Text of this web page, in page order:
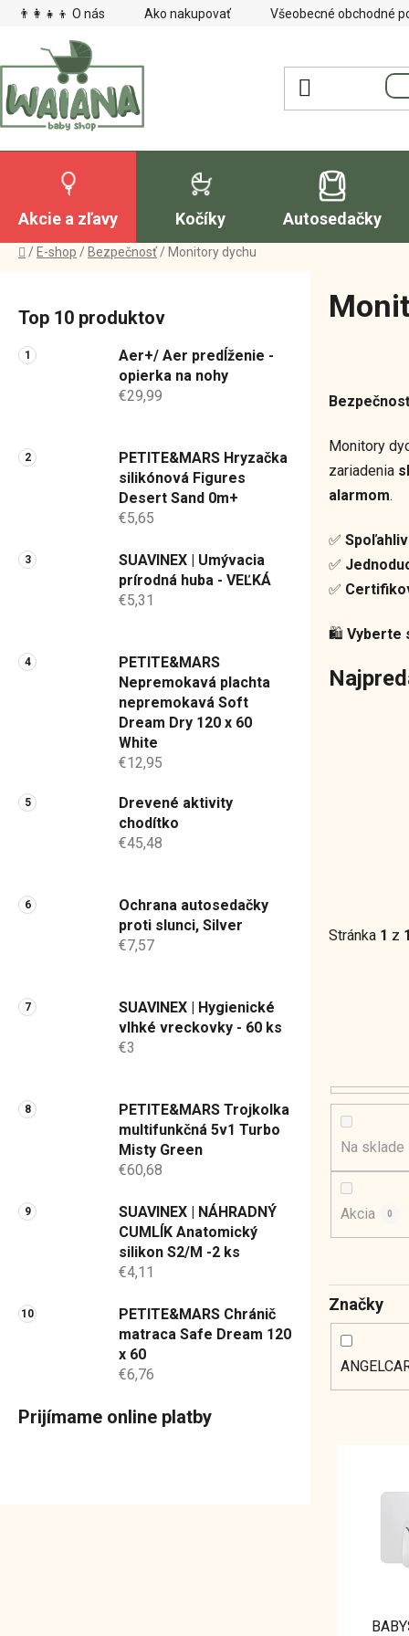
Prejsť👨‍👩‍👧‍👦 O nás Ako nakupovať Všeobecné obchodné
Akcie a zľavy Kočíky Autosedačky
Domov
/ E-shop / Bezpečnosť / Monitory dychu
Top 10 produktov
Aer+/ Aer predĺženie -
opierka na nohy
€29,99
PETITE&MARS Hryzačka
silikónová Figures
Desert Sand 0m+
€5,65
SUAVINEX | Umývacia
prírodná huba - VEĽKÁ
€5,31
PETITE&MARS
Nepremokavá plachta
nepremokavá Soft
Dream Dry 120 x 60
White
€12,95
Drevené aktivity
chodítko
€45,48
Ochrana autosedačky
proti slunci, Silver
€7,57
SUAVINEX | Hygienické
vlhké vreckovky - 60 ks
€3
PETITE&MARS Trojkolka
multifunkčná 5v1 Turbo
Misty Green
€60,68
SUAVINEX | NÁHRADNÝ
CUMLÍK Anatomický
silikon S2/M -2 ks
€4,11
PETITE&MARS Chránič
matraca Safe Dream 120
x 60
€6,76
Prijímame online platby
Monitory
zariadenia
alarmom.
✅
✅
✅
🛍️ Vyberte
Stránka 1 z 1
Na sklade
Akcia 0
Značky